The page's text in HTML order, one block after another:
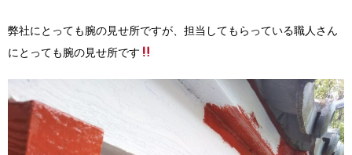
弊社にとっても腕の見せ所ですが、担当してもらっている職人さん
にとっても腕の見せ所です